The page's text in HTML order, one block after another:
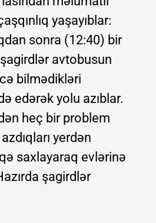
yaşayıblar:
sonra (12:40) bir
avtobusun
bilmədikləri
edərək yolu azıblar.
heç bir problem
yerdən
saxlayaraq evlərinə
şagirdlər